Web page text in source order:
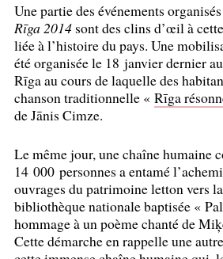
Une partie des événements
Rīga 2014sont des clins d’œil à
liée à l’histoire du pays. Une
été organisée le 18 janvier dernier
Rīga au cours de laquelle des
chanson traditionnelle « Rīga
de Jānis Cimze.
Le même jour, une chaîne humaine
14 000 personnes a entamé
ouvrages du patrimoine letton vers
bibliothèque nationale baptisée «
hommage à un poème chanté de
Cette démarche en rappelle une